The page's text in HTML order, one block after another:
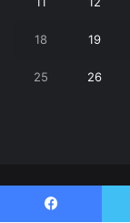
18 19
25 26
© Copyright